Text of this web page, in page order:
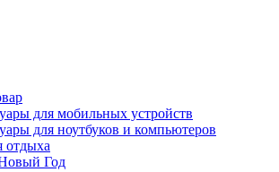
для мобильных устройств
для ноутбуков и компьютеров
отдыха
Год